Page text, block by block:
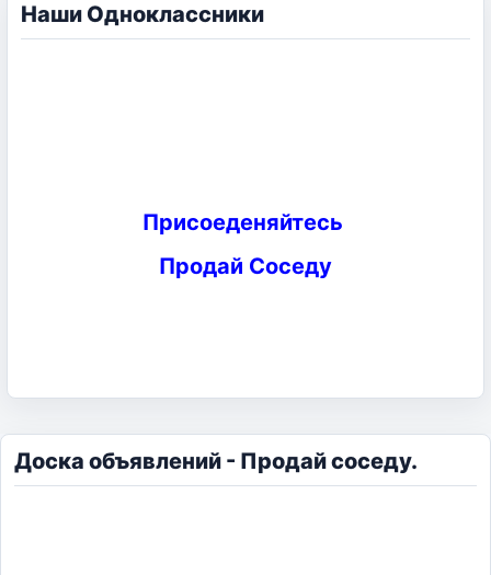
Наши Одноклассники
Присоеденяйтесь
Продай Соседу
Доска объявлений - Продай соседу.